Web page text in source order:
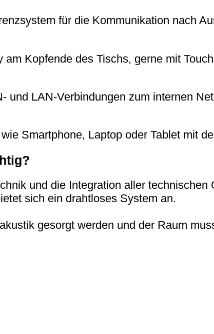
für die Kommunikation nach
Kopfende des Tischs, gerne mit
und LAN-Verbindungen zum internen
Smartphone, Laptop oder Tablet mit
und die Integration aller
sich ein drahtloses System an.
gesorgt werden und der Raum